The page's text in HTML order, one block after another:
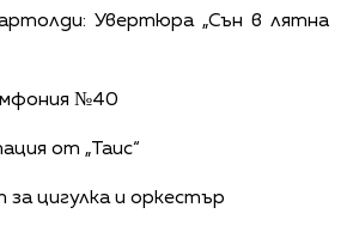
Увертюра „Сън в лятна
№40
от „Таис“
цигулка и оркестър